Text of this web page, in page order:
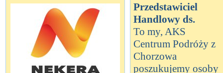
Przedstawiciel
Handlowy ds.
To my, AKS
Centrum Podróży z
Chorzowa
poszukujemy osoby